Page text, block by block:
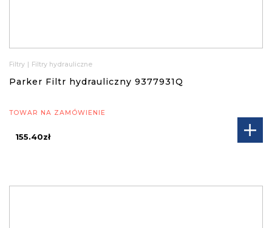
Filtry | Filtry hydrauliczne
Parker Filtr hydrauliczny 9377931Q
TOWAR NA ZAMÓWIENIE
155.40zł